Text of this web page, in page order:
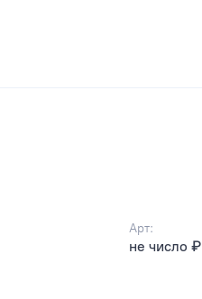
Арт:
не число ₽